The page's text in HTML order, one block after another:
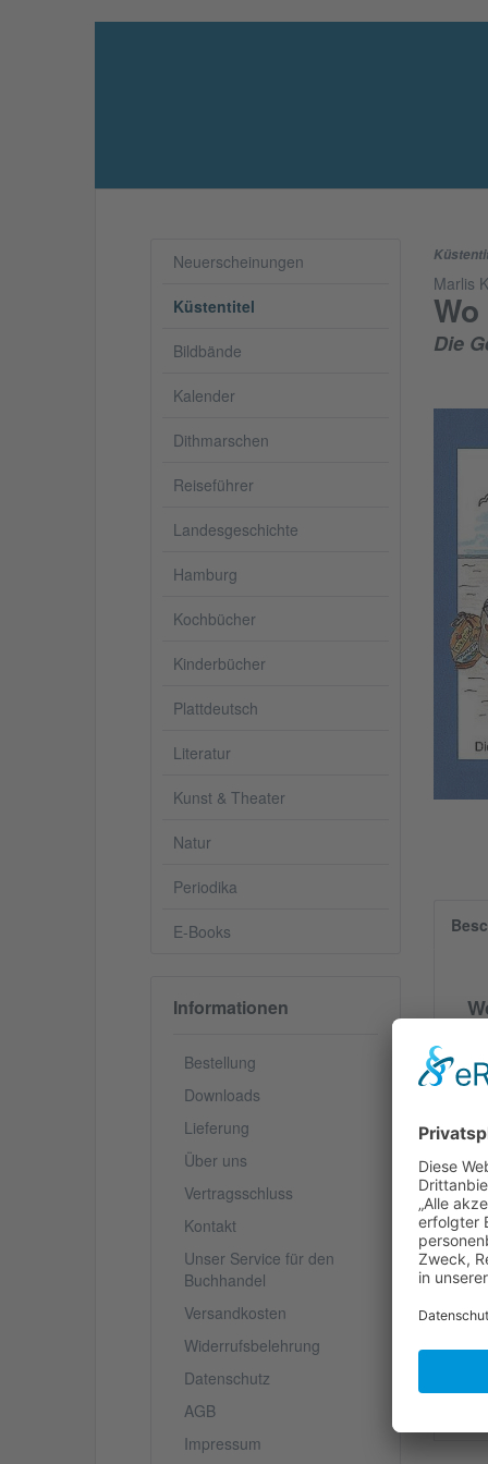
Neuerscheinungen
Küstentitel
Bildbände
Kalender
Dithmarschen
Reiseführer
Landesgeschichte
Hamburg
Kochbücher
Kinderbücher
Plattdeutsch
Literatur
Kunst & Theater
Natur
Periodika
E-Books
Informationen
Bestellung
Downloads
Lieferung
Über uns
Vertragsschluss
Kontakt
Unser Service für den
Buchhandel
Versandkosten
Widerrufsbelehrung
Datenschutz
AGB
Impressum
Marlis
Die